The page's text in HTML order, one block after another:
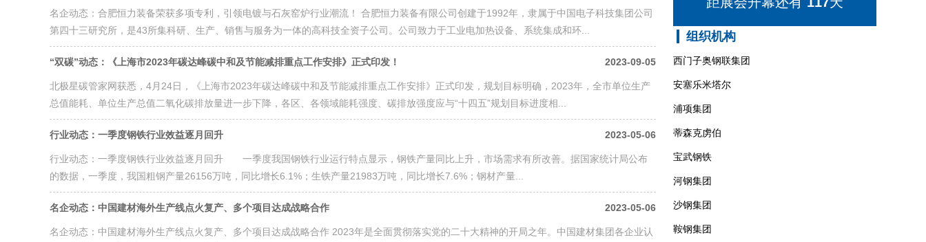
名企动态：合肥恒力装备荣获多项专利，引领电镀与石灰窑炉行业潮流！ 合肥恒力装备有限公司创建于1992年，隶属于中国电子科技集团公司
第四十三研究所，是43所集科研、生产、销售与服务为一体的高科技全资子公司。公司致力于工业电加热设备、系统集成和环...
“双碳”动态：《上海市2023年碳达峰碳中和及节能减排重点工作安排》正式印发！ 2023-09-05
北极星碳管家网获悉，4月24日，《上海市2023年碳达峰碳中和及节能减排重点工作安排》正式印发，规划目标明确，2023年，全市单位生产
总值能耗、单位生产总值二氧化碳排放量进一步下降，各区、各领域能耗强度、碳排放强度应与“十四五”规划目标进度相...
行业动态：一季度钢铁行业效益逐月回升 2023-05-06
行业动态：一季度钢铁行业效益逐月回升 一季度我国钢铁行业运行特点显示，钢铁产量同比上升，市场需求有所改善。据国家统计局公布
的数据，一季度，我国粗钢产量26156万吨，同比增长6.1%；生铁产量21983万吨，同比增长7.6%；钢材产量...
名企动态：中国建材海外生产线点火复产、多个项目达成战略合作 2023-05-06
名企动态：中国建材海外生产线点火复产、多个项目达成战略合作 2023年是全面贯彻落实党的二十大精神的开局之年。中国建材集团各企业认
组织机构
西门子奥钢联集团
安塞乐米塔尔
浦项集团
蒂森克虏伯
宝武钢铁
河钢集团
沙钢集团
鞍钢集团
天钢集团
展会日期：
2026年12月03日--05日
布展时间：
2026年12月01日--02日
参观时间：
2026年12月03日（09:00-16:30）
2026年12月04日（09:00-16:30）
2026年12月05日（09:00-14:00）
撤展时间：